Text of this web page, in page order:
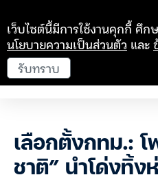
เลือกตั้งกทม.: โ
ชาติ” นำโด่งทิ้ง
เว็บไซต์นี้มีการใช้งานคุกกี้ ศึก
นโยบายความเป็นส่วนตัว และ
รับทราบ